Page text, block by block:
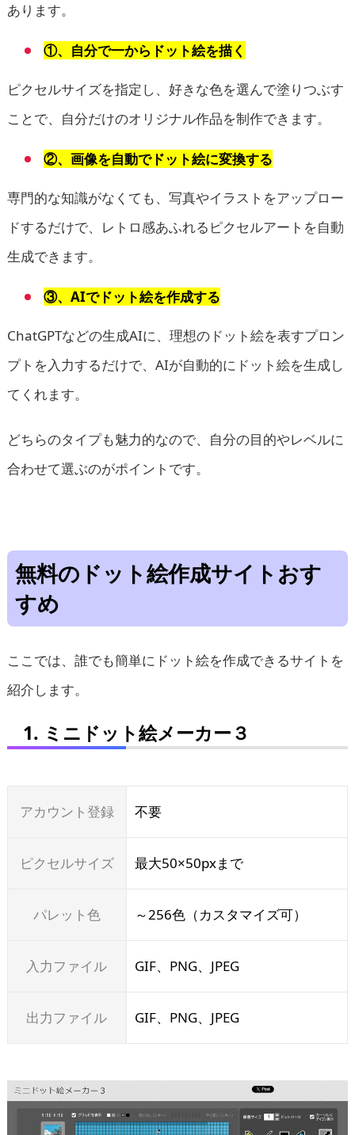
あります。
①、自分で一からドット絵を描く
ピクセルサイズを指定し、好きな色を選んで塗りつぶす
ことで、自分だけのオリジナル作品を制作できます。
②、画像を自動でドット絵に変換する
専門的な知識がなくても、写真やイラストをアップロー
ドするだけで、レトロ感あふれるピクセルアートを自動
生成できます。
③、AIでドット絵を作成する
ChatGPTなどの生成AIに、理想のドット絵を表すプロン
プトを入力するだけで、AIが自動的にドット絵を生成し
てくれます。
どちらのタイプも魅力的なので、自分の目的やレベルに
合わせて選ぶのがポイントです。
無料のドット絵作成サイトおす
すめ
ここでは、誰でも簡単にドット絵を作成できるサイトを
紹介します。
1. ミニドット絵メーカー３
アカウント登録 不要
ピクセルサイズ 最大50×50pxまで
パレット色 ～256色（カスタマイズ可）
入力ファイル GIF、PNG、JPEG
出力ファイル GIF、PNG、JPEG